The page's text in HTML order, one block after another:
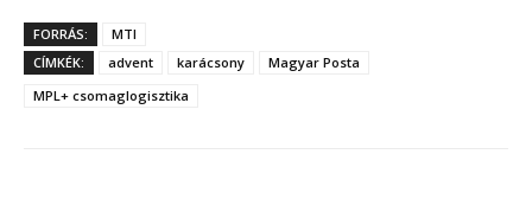
FORRÁS:
MTI
CÍMKÉK:
advent karácsony
Magyar Posta
MPL+ csomaglogisztika